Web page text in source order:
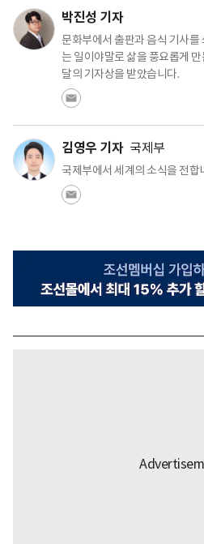
박진성 기자
문화부에서 출판과 음식 기사를
는 일이야말로 삶을 풍요롭게
달의 기자상을 받았습니다.
김영우 기자 국제부
국제부에서 세계의 소식을 전합